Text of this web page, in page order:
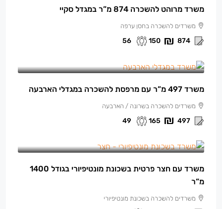
משרד מרוהט להשכרה 874 מ”ר במגדל סקיי
משרדים להשכרה בחסן ערפה
874
150
56
משרד 497 מ”ר עם מרפסת להשכרה במגדלי הארבעה
משרדים להשכרה בשרונה / הארבעה
497
165
49
משרד עם חצר פרטית בשכונת מונטיפיורי בגודל 1400
מ”ר
משרדים להשכרה בשכונת מונטיפיורי